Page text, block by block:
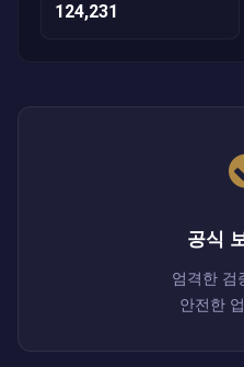
124,231
공식
엄격한 검
안전한